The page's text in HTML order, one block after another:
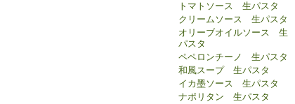
トマトソース 生パスタ
クリームソース 生パスタ
オリーブオイルソース 生
パスタ
ペペロンチーノ 生パスタ
和風スープ 生パスタ
イカ墨ソース 生パスタ
ナポリタン 生パスタ